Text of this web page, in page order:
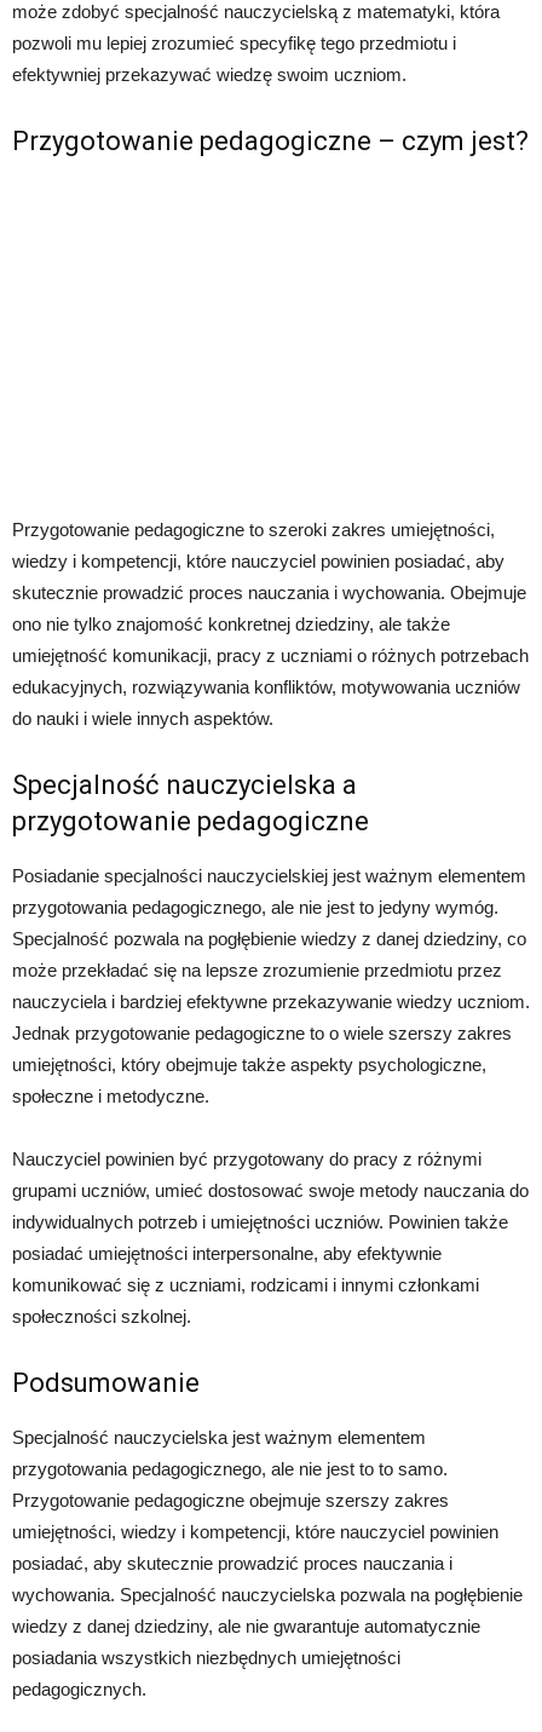
może zdobyć specjalność nauczycielską z matematyki, która
pozwoli mu lepiej zrozumieć specyfikę tego przedmiotu i
efektywniej przekazywać wiedzę swoim uczniom.
Przygotowanie pedagogiczne – czym jest?
Przygotowanie pedagogiczne to szeroki zakres umiejętności,
wiedzy i kompetencji, które nauczyciel powinien posiadać, aby
skutecznie prowadzić proces nauczania i wychowania. Obejmuje
ono nie tylko znajomość konkretnej dziedziny, ale także
umiejętność komunikacji, pracy z uczniami o różnych potrzebach
edukacyjnych, rozwiązywania konfliktów, motywowania uczniów
do nauki i wiele innych aspektów.
Specjalność nauczycielska a
przygotowanie pedagogiczne
Posiadanie specjalności nauczycielskiej jest ważnym elementem
przygotowania pedagogicznego, ale nie jest to jedyny wymóg.
Specjalność pozwala na pogłębienie wiedzy z danej dziedziny, co
może przekładać się na lepsze zrozumienie przedmiotu przez
nauczyciela i bardziej efektywne przekazywanie wiedzy uczniom.
Jednak przygotowanie pedagogiczne to o wiele szerszy zakres
umiejętności, który obejmuje także aspekty psychologiczne,
społeczne i metodyczne.
Nauczyciel powinien być przygotowany do pracy z różnymi
grupami uczniów, umieć dostosować swoje metody nauczania do
indywidualnych potrzeb i umiejętności uczniów. Powinien także
posiadać umiejętności interpersonalne, aby efektywnie
komunikować się z uczniami, rodzicami i innymi członkami
społeczności szkolnej.
Podsumowanie
Specjalność nauczycielska jest ważnym elementem
przygotowania pedagogicznego, ale nie jest to to samo.
Przygotowanie pedagogiczne obejmuje szerszy zakres
umiejętności, wiedzy i kompetencji, które nauczyciel powinien
posiadać, aby skutecznie prowadzić proces nauczania i
wychowania. Specjalność nauczycielska pozwala na pogłębienie
wiedzy z danej dziedziny, ale nie gwarantuje automatycznie
posiadania wszystkich niezbędnych umiejętności
pedagogicznych.